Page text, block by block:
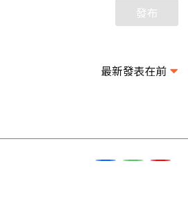
發布
最新發表在前